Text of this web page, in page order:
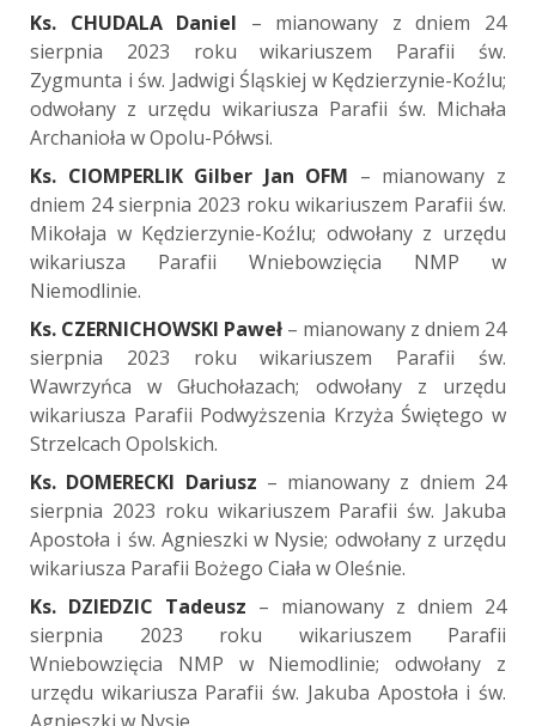
Ks. CHUDALA Daniel – mianowany z dniem 24
sierpnia 2023 roku wikariuszem Parafii św.
Zygmunta i św. Jadwigi Śląskiej w Kędzierzynie-Koźlu;
odwołany z urzędu wikariusza Parafii św. Michała
Archanioła w Opolu-Półwsi.
Ks. CIOMPERLIK Gilber Jan OFM – mianowany z
dniem 24 sierpnia 2023 roku wikariuszem Parafii św.
Mikołaja w Kędzierzynie-Koźlu; odwołany z urzędu
wikariusza Parafii Wniebowzięcia NMP w
Niemodlinie.
Ks. CZERNICHOWSKI Paweł – mianowany z dniem 24
sierpnia 2023 roku wikariuszem Parafii św.
Wawrzyńca w Głuchołazach; odwołany z urzędu
wikariusza Parafii Podwyższenia Krzyża Świętego w
Strzelcach Opolskich.
Ks. DOMERECKI Dariusz – mianowany z dniem 24
sierpnia 2023 roku wikariuszem Parafii św. Jakuba
Apostoła i św. Agnieszki w Nysie; odwołany z urzędu
wikariusza Parafii Bożego Ciała w Oleśnie.
Ks. DZIEDZIC Tadeusz – mianowany z dniem 24
sierpnia 2023 roku wikariuszem Parafii
Wniebowzięcia NMP w Niemodlinie; odwołany z
urzędu wikariusza Parafii św. Jakuba Apostoła i św.